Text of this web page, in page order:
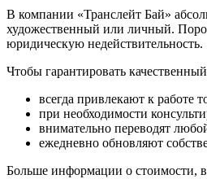
В компании «Транслейт Бай»
художественный или личный.
юридическую недействительность.
Чтобы гарантировать
всегда привлекают к работе
при необходимости
внимательно переводят
ежедневно обновляют
Больше информации о стоимости,